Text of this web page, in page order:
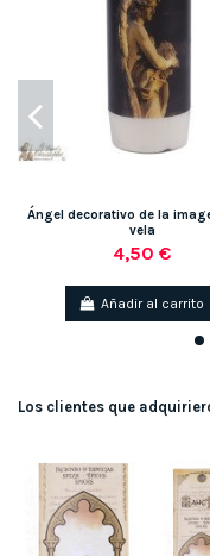
Ángel decorativo de la
vela
4,50 €
Añadir al carrito
Los clientes que